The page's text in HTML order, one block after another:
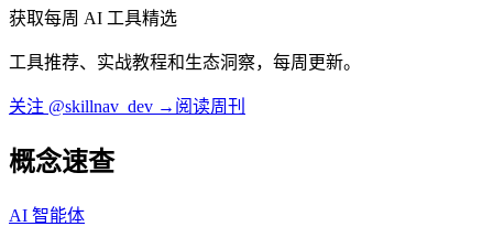
获取每周 AI 工具精选
工具推荐、实战教程和生态洞察，每周更新。
关注 @skillnav_dev → 阅读周刊
概念速查
AI 智能体